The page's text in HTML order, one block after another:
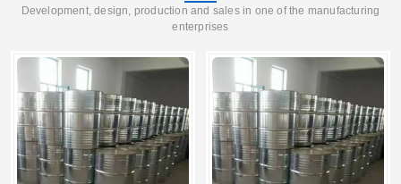
Development, design, production and sales in one of the manufacturing
enterprises